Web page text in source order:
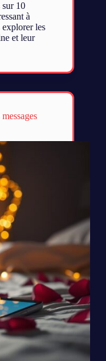
sur 10
à
les
et leur